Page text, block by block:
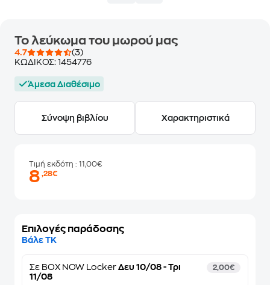
Το λεύκωμα του μωρού μας
4.7
(3)
ΚΩΔΙΚΟΣ: 1454776
Άμεσα Διαθέσιμο
Σύνοψη βιβλίου Χαρακτηριστικά
Τιμή εκδότη : 11,00€
8,28€
Επιλογές παράδοσης
Βάλε ΤΚ
Σε BOX NOW Locker Δευ 10/08 - Τρι
11/08
2,00€